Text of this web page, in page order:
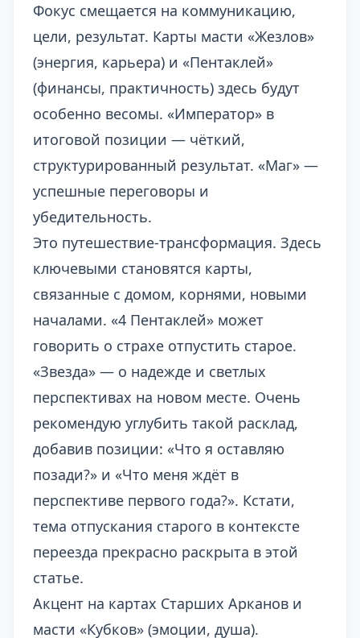
Фокус смещается на коммуникацию,
цели, результат. Карты масти «Жезлов»
(энергия, карьера) и «Пентаклей»
(финансы, практичность) здесь будут
особенно весомы. «Император» в
итоговой позиции — чёткий,
структурированный результат. «Маг» —
успешные переговоры и
убедительность.
Это путешествие-трансформация. Здесь
ключевыми становятся карты,
связанные с домом, корнями, новыми
началами. «4 Пентаклей» может
говорить о страхе отпустить старое.
«Звезда» — о надежде и светлых
перспективах на новом месте. Очень
рекомендую углубить такой расклад,
добавив позиции: «Что я оставляю
позади?» и «Что меня ждёт в
перспективе первого года?». Кстати,
тема отпускания старого в контексте
переезда прекрасно раскрыта в этой
статье.
Акцент на картах Старших Арканов и
масти «Кубков» (эмоции, душа).